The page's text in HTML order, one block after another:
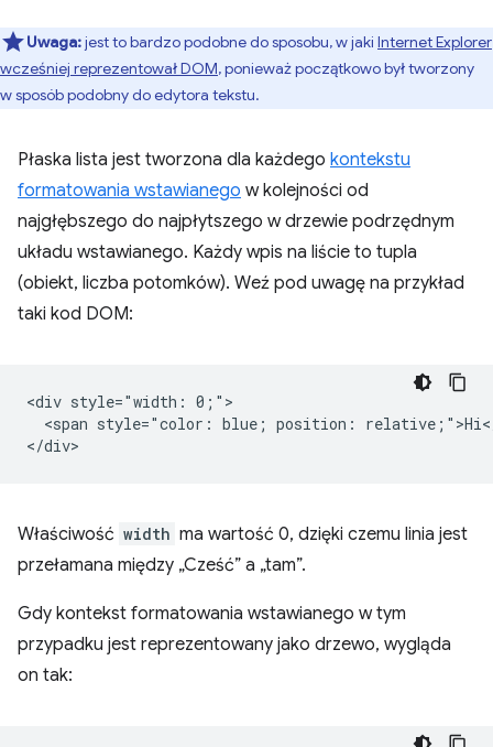
Uwaga:jest to bardzo podobne do sposobu, w jaki Internet Explorer
wcześniej reprezentował DOM, ponieważ początkowo był tworzony
w sposób podobny do edytora tekstu.
Płaska lista jest tworzona dla każdego kontekstu
formatowania wstawianego w kolejności od
najgłębszego do najpłytszego w drzewie podrzędnym
układu wstawianego. Każdy wpis na liście to tupla
(obiekt, liczba potomków). Weź pod uwagę na przykład
taki kod DOM:
<div style="width: 0;">
<span style="color: blue; position:
Właściwość width ma wartość 0, dzięki czemu linia jest
przełamana między „Cześć” a „tam”.
Gdy kontekst formatowania wstawianego w tym
przypadku jest reprezentowany jako drzewo, wygląda
on tak: